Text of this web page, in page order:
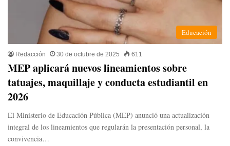
Educación
Redacción 30 de octubre de 2025 611
MEP aplicará nuevos lineamientos sobre
tatuajes, maquillaje y conducta estudiantil en
2026
El Ministerio de Educación Pública (MEP) anunció una actualización
integral de los lineamientos que regularán la presentación personal, la
convivencia…